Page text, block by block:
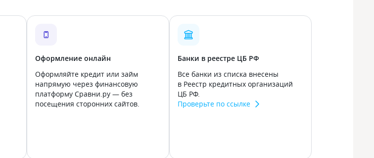
Оформление онлайн
Оформляйте кредит или займ
напрямую через финансовую
платформу Сравни.ру — без
посещения сторонних сайтов.
Банки в реестре ЦБ РФ
Все банки из списка внесены
в Реестр кредитных организаций
ЦБ РФ.
Проверьте по ссылке